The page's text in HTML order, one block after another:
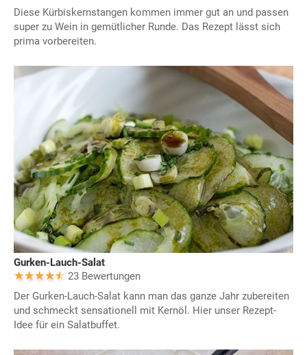
Diese Kürbiskernstangen kommen immer gut an und passen
super zu Wein in gemütlicher Runde. Das Rezept lässt sich
prima vorbereiten.
Gurken-Lauch-Salat
23 Bewertungen
Der Gurken-Lauch-Salat kann man das ganze Jahr zubereiten
und schmeckt sensationell mit Kernöl. Hier unser Rezept-
Idee für ein Salatbuffet.